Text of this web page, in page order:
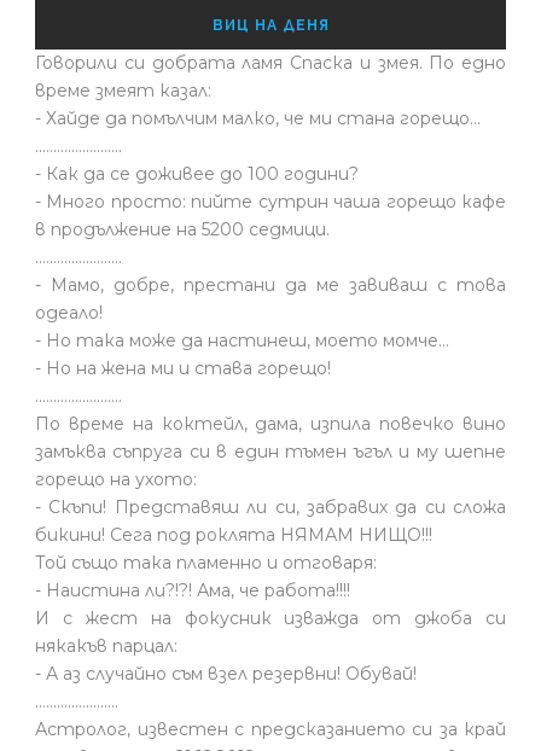
ВИЦ НА ДЕНЯ
Говорили си добрата ламя Спаска и змея. По едно
време змеят казал:
- Хайде да помълчим малко, че ми стана горещо...
........................
- Как да се доживее до 100 години?
- Много просто: пийте сутрин чаша горещо кафе
в продължение на 5200 седмици.
........................
- Мамо, добре, престани да ме завиваш с това
одеало!
- Но така може да настинеш, моето момче…
- Но на жена ми и става горещо!
........................
По време на коктейл, дама, изпила повечко вино
замъква съпруга си в един тъмен ъгъл и му шепне
горещо на ухото:
- Скъпи! Представяш ли си, забравих да си сложа
бикини! Сега под роклята НЯМАМ НИЩО!!!
Той също така пламенно и отговаря:
- Наистина ли?!?! Ама, че работа!!!!
И с жест на фокусник изважда от джоба си
някакъв парцал:
- А аз случайно съм взел резервни! Обувай!
.......................
Астролог, известен с предсказанието си за край